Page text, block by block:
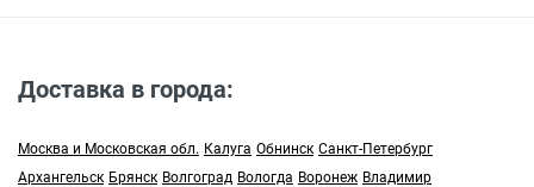
Доставка в города:
Москва и Московская обл. Калуга Обнинск Санкт-Петербург
Архангельск Брянск Волгоград Вологда Воронеж Владимир